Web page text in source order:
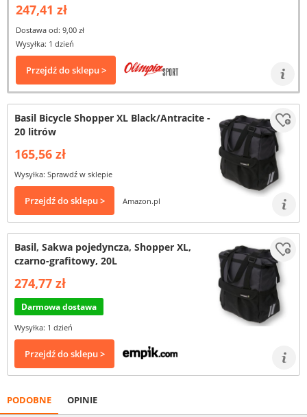
247,41 zł
Dostawa od: 9,00 zł
Wysyłka: 1 dzień
Przejdź do sklepu >
Basil Bicycle Shopper XL Black/Antracite -
20 litrów
165,56 zł
Wysyłka: Sprawdź w sklepie
Przejdź do sklepu > Amazon.pl
Basil, Sakwa pojedyncza, Shopper XL,
czarno-grafitowy, 20L
274,77 zł
Darmowa dostawa
Wysyłka: 1 dzień
Przejdź do sklepu >
PODOBNE OPINIE